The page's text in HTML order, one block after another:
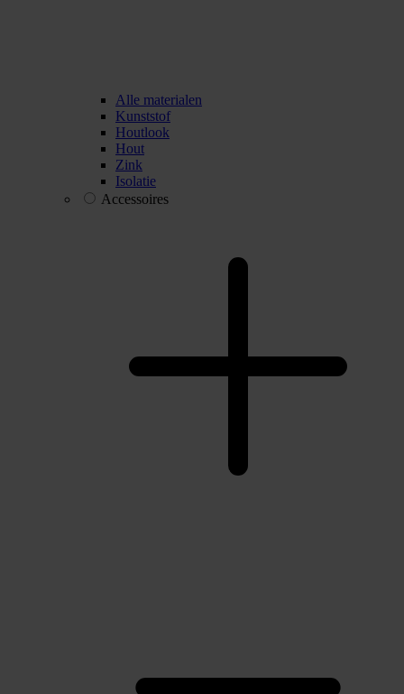
Alle materialen
Kunststof
Houtlook
Hout
Zink
Isolatie
Accessoires